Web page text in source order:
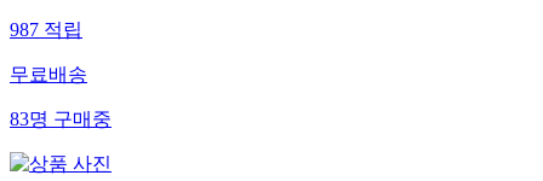
987적립
무료배송
83명구매중